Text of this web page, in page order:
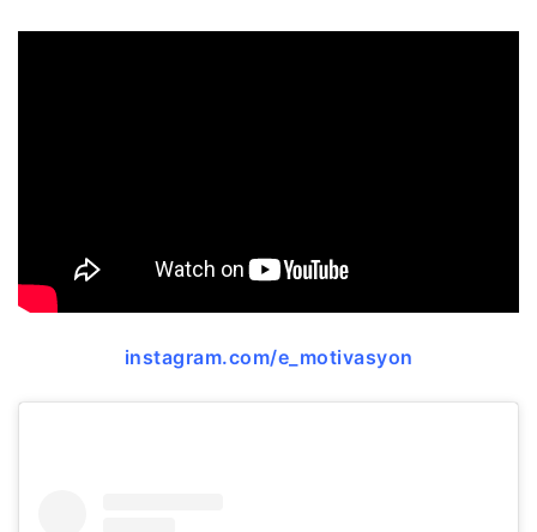
instagram.com/e_motivasyon